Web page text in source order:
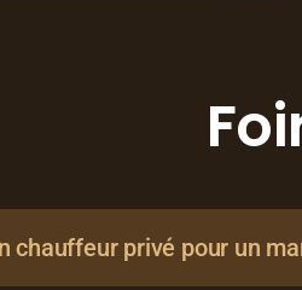
chauffeur privé pour un